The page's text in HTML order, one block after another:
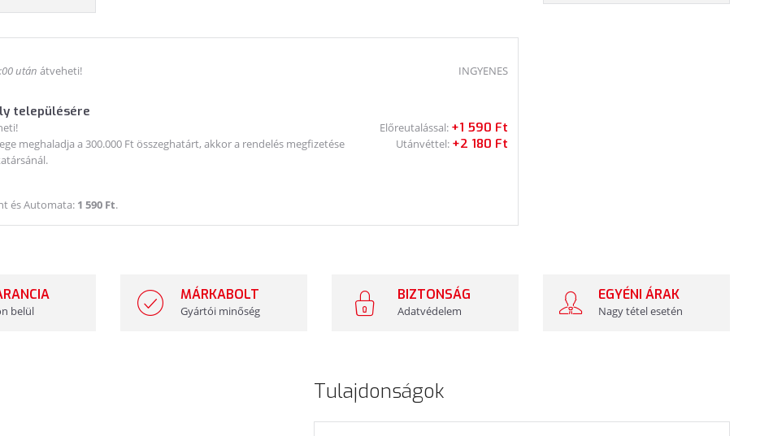
után átveheti!
INGYENES
településére
meghaladja a 300.000 Ft összeghatárt, akkor a rendelés megfizetése
Előreutalással: +1 590 Ft
Utánvéttel: +2 180 Ft
és Automata: 1 590 Ft.
belül
MÁRKABOLT
Gyártói minőség
BIZTONSÁG
Adatvédelem
EGYÉNI ÁRAK
Nagy tétel esetén
Tulajdonságok